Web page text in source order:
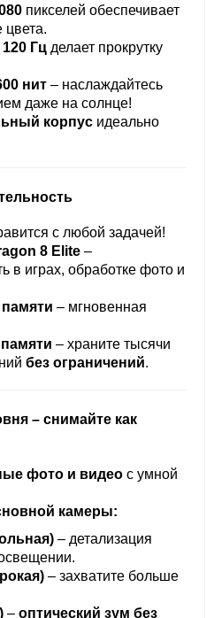
пикселей обеспечивает
цвета.
120 Гц делает прокрутку
нит – наслаждайтесь
даже на солнце!
корпус идеально
с любой задачей!
8 Elite –
в играх, обработке фото и
– мгновенная
– храните тысячи
без ограничений.
– снимайте как
фото и видео с умной
камеры:
– детализация
– захватите больше
– оптический зум без